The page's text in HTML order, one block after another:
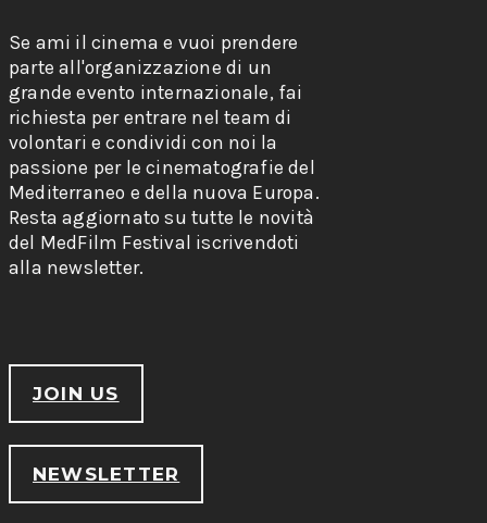
Se ami il cinema e vuoi prendere
parte all'organizzazione di un
grande evento internazionale, fai
richiesta per entrare nel team di
volontari e condividi con noi la
passione per le cinematografie del
Mediterraneo e della nuova Europa.
Resta aggiornato su tutte le novità
del MedFilm Festival iscrivendoti
alla newsletter.
JOIN US
NEWSLETTER